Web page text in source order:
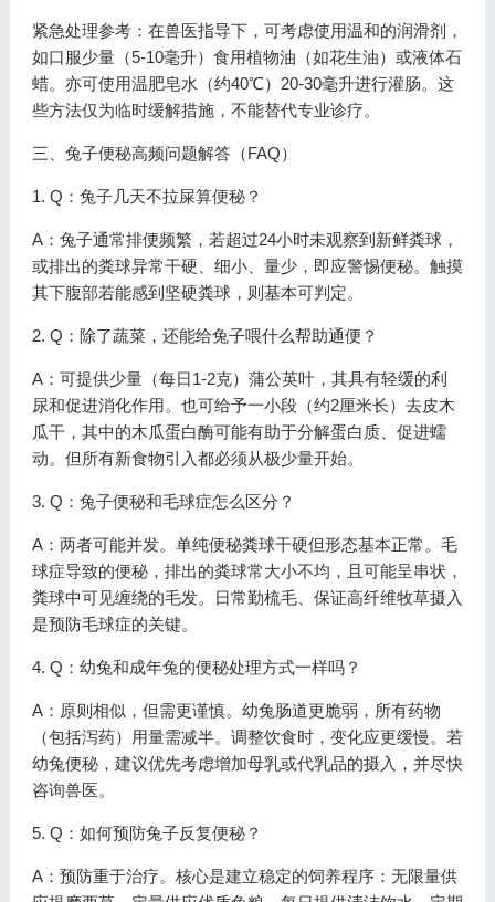
紧急处理参考：在兽医指导下，可考虑使用温和的润滑剂，
如口服少量（5-10毫升）食用植物油（如花生油）或液体石
蜡。亦可使用温肥皂水（约40℃）20-30毫升进行灌肠。这
些方法仅为临时缓解措施，不能替代专业诊疗。
三、兔子便秘高频问题解答（FAQ）
1. Q：兔子几天不拉屎算便秘？
A：兔子通常排便频繁，若超过24小时未观察到新鲜粪球，
或排出的粪球异常干硬、细小、量少，即应警惕便秘。触摸
其下腹部若能感到坚硬粪球，则基本可判定。
2. Q：除了蔬菜，还能给兔子喂什么帮助通便？
A：可提供少量（每日1-2克）蒲公英叶，其具有轻缓的利
尿和促进消化作用。也可给予一小段（约2厘米长）去皮木
瓜干，其中的木瓜蛋白酶可能有助于分解蛋白质、促进蠕
动。但所有新食物引入都必须从极少量开始。
3. Q：兔子便秘和毛球症怎么区分？
A：两者可能并发。单纯便秘粪球干硬但形态基本正常。毛
球症导致的便秘，排出的粪球常大小不均，且可能呈串状，
粪球中可见缠绕的毛发。日常勤梳毛、保证高纤维牧草摄入
是预防毛球症的关键。
4. Q：幼兔和成年兔的便秘处理方式一样吗？
A：原则相似，但需更谨慎。幼兔肠道更脆弱，所有药物
（包括泻药）用量需减半。调整饮食时，变化应更缓慢。若
幼兔便秘，建议优先考虑增加母乳或代乳品的摄入，并尽快
咨询兽医。
5. Q：如何预防兔子反复便秘？
A：预防重于治疗。核心是建立稳定的饲养程序：无限量供